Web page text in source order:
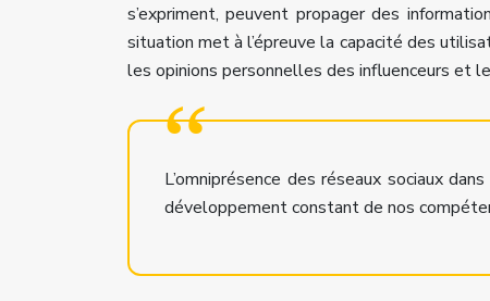
s’expriment, peuvent propager des
situation met à l’épreuve la capacité des
les opinions personnelles des influenceurs et
L’omniprésence des réseaux sociaux
développement constant de nos